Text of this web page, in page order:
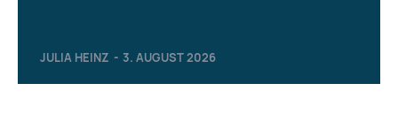
JULIA HEINZ - 3. AUGUST 2026